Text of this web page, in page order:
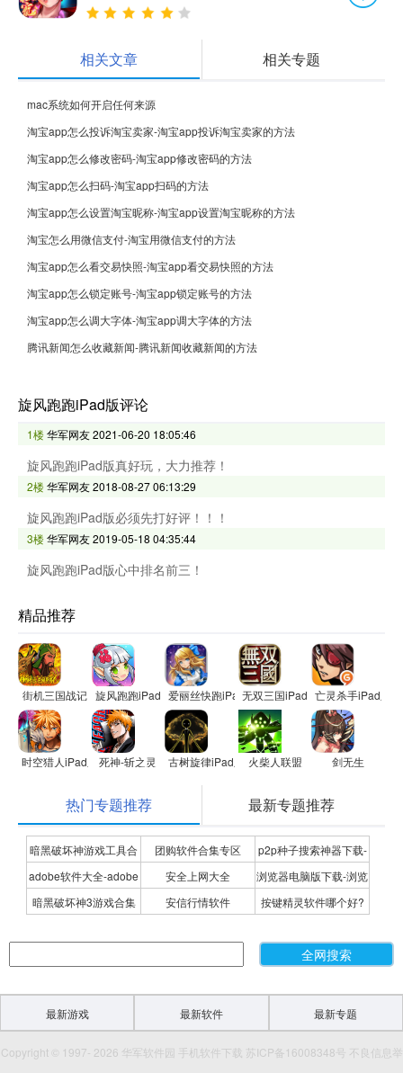
相关文章 相关专题
mac系统如何开启任何来源
淘宝app怎么投诉淘宝卖家-淘宝app投诉淘宝卖家的方法
淘宝app怎么修改密码-淘宝app修改密码的方法
淘宝app怎么扫码-淘宝app扫码的方法
淘宝app怎么设置淘宝昵称-淘宝app设置淘宝昵称的方法
淘宝怎么用微信支付-淘宝用微信支付的方法
淘宝app怎么看交易快照-淘宝app看交易快照的方法
淘宝app怎么锁定账号-淘宝app锁定账号的方法
淘宝app怎么调大字体-淘宝app调大字体的方法
腾讯新闻怎么收藏新闻-腾讯新闻收藏新闻的方法
旋风跑跑iPad版评论
1楼华军网友2021-06-20 18:05:46
旋风跑跑iPad版真好玩，大力推荐！
2楼华军网友2018-08-27 06:13:29
旋风跑跑iPad版必须先打好评！！！
3楼华军网友2019-05-18 04:35:44
旋风跑跑iPad版心中排名前三！
精品推荐
街机三国战记 旋风跑跑iPad版爱丽丝快跑iPad版无双三国iPad版亡灵杀手iPad版
时空猎人iPad版 死神-斩之灵 古树旋律iPad版 火柴人联盟 剑无生
热门专题推荐 最新专题推荐
暗黑破坏神游戏工具合
集
团购软件合集专区
p2p种子搜索神器下载-
P2P种子搜索神器专题
adobe软件大全-adobe
全系列软件下载-adobe
安全上网大全
浏览器电脑版下载-浏览
器下载合集
暗黑破坏神3游戏合集 安信行情软件
按键精灵软件哪个好?
最新游戏 最新软件 最新专题
Copyright © 1997- 2026 华军软件园 手机软件下载 苏ICP备16008348号 不良信息举